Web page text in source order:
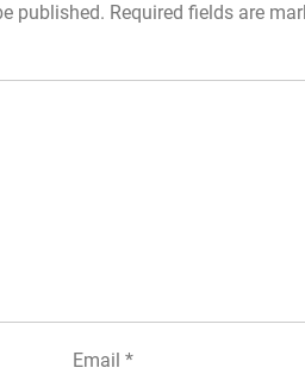
published. Required fields are
Email *